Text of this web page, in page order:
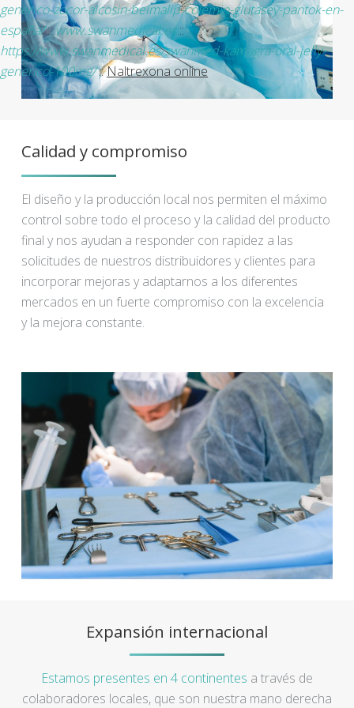
generico-zocor-alcosin-belmalip-colemin-glutasey-pantok-en-
españa/::www.swanmedical.es::
https://www.swanmedical.es/swanmed-kamagra-oral-jelly-
generico-100mg/::Naltrexona online
Calidad y compromiso
El diseño y la producción local nos permiten el máximo
control sobre todo el proceso y la calidad del producto
final y nos ayudan a responder con rapidez a las
solicitudes de nuestros distribuidores y clientes para
incorporar mejoras y adaptarnos a los diferentes
mercados en un fuerte compromiso con la excelencia
y la mejora constante.
Expansión internacional
Estamos presentes en 4 continentes a través de
colaboradores locales, que son nuestra mano derecha